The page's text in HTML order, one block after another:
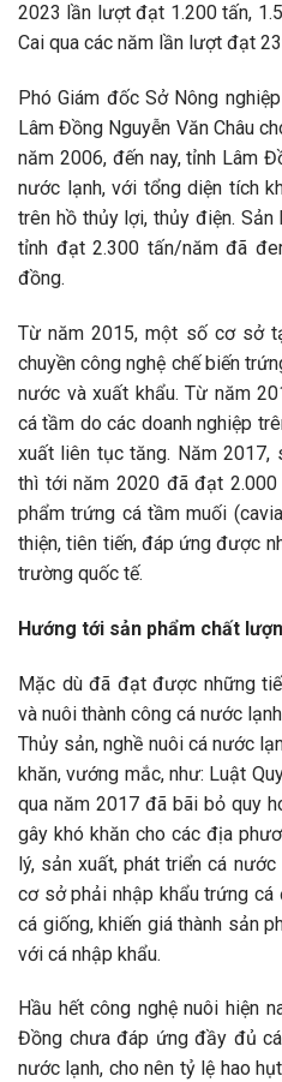
2023 lần lượt đạt 1.200 tấn,
Cai qua các năm lần lượt đạt
Phó Giám đốc Sở Nông
Lâm Đồng Nguyễn Văn Châu
năm 2006, đến nay, tỉnh Lâm
nước lạnh, với tổng diện tích
trên hồ thủy lợi, thủy điện.
tỉnh đạt 2.300 tấn/năm đã
đồng.
Từ năm 2015, một số cơ sở
chuyền công nghệ chế biến
nước và xuất khẩu. Từ năm
cá tầm do các doanh nghiệp
xuất liên tục tăng. Năm
thì tới năm 2020 đã đạt 2.000
phẩm trứng cá tầm muối
thiện, tiên tiến, đáp ứng được
trường quốc tế.
Hướng tới sản phẩm chất
Mặc dù đã đạt được những
và nuôi thành công cá nước
Thủy sản, nghề nuôi cá nước
khăn, vướng mắc, như: Luật
qua năm 2017 đã bãi bỏ quy
gây khó khăn cho các địa
lý, sản xuất, phát triển cá
cơ sở phải nhập khẩu trứng
cá giống, khiến giá thành sản
với cá nhập khẩu.
Hầu hết công nghệ nuôi hiện
Đồng chưa đáp ứng đầy đủ
nước lạnh, cho nên tỷ lệ hao